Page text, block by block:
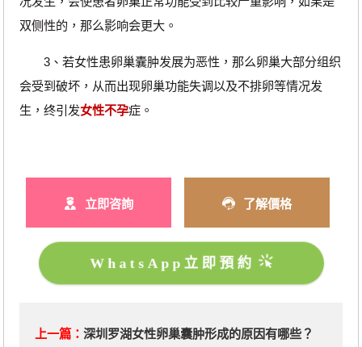
双侧性的，那么影响会更大。
3、若女性患卵巢囊肿发展为恶性，那么卵巢大部分组织
会受到破坏，从而出现卵巢功能失调以及不排卵等情况发
生，终引发女性不孕症。
立即咨詢 了解價格
WhatsApp立即預約
上一篇： 深圳罗湖女性卵巢囊肿形成的原因有哪些？